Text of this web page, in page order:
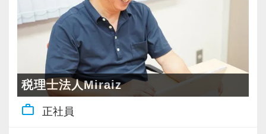
様々な業種や規模の法人のお客様と接すること
で、特定の分野に偏らない「どこでも通用する
税務会計のスタンダードかつ確かな実務能力」
がしっかりと身につきます。
「仕訳入力だけでなく、早く法人の決算書や申
告書を作れるようになりたい」「ゆくゆくは経
そのため、週3日〜、1日5時間〜といった柔軟な
シフト調整が可能です。
もちろん、「扶養内勤務」のご相談も大歓迎。
お子様の学校行事や急な体調不良によるスケジ
ュール変更、税理士試験前のまとまった休暇取
得などにも柔軟に対応しています。
有給休暇の取得率も80％以上を誇り、お互いに
税理士法人Miraiz
work_outline 正社員